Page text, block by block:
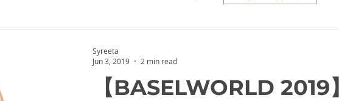
BASEL2018【BASELWORLD 2019】
Syreeta
Jun 3, 2019
2 min read